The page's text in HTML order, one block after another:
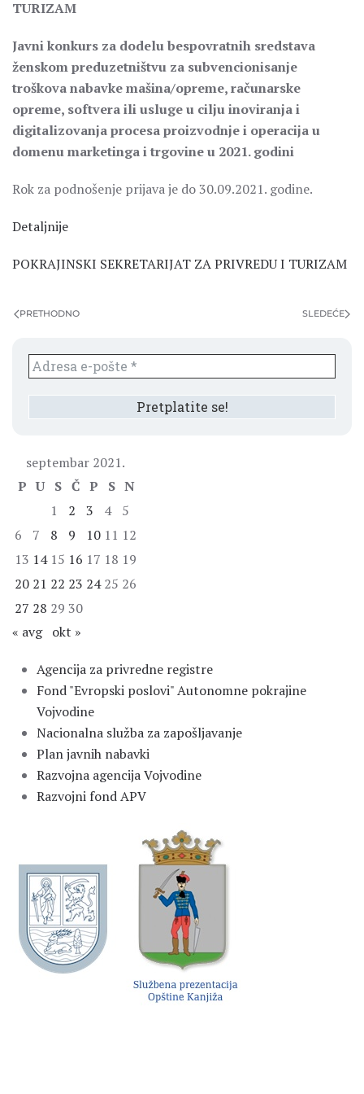
TURIZAM
Javni konkurs za dodelu bespovratnih sredstava
ženskom preduzetništvu za subvencionisanje
troškova nabavke mašina/opreme, računarske
opreme, softvera ili usluge u cilju inoviranja i
digitalizovanja procesa proizvodnje i operacija u
domenu marketinga i trgovine u 2021. godini
Rok za podnošenje prijava je do 30.09.2021. godine.
Detaljnije
POKRAJINSKI SEKRETARIJAT ZA PRIVREDU I TURIZAM
PRETHODNO SLEDEĆE
septembar 2021.
P U S Č P S N
1
2 3 4
5
6
7 8 9 10 11 12
13 14 15 16 17 18 19
20 21 22 23 24 25 26
27 28 29 30
« avg okt »
Agencija za privredne registre
Fond "Evropski poslovi" Autonomne pokrajine
Vojvodine
Nacionalna služba za zapošljavanje
Plan javnih nabavki
Razvojna agencija Vojvodine
Razvojni fond APV